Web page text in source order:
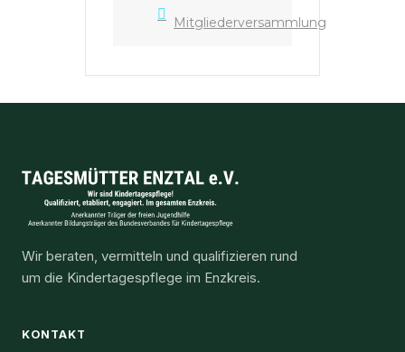
Mitgliederversammlung
Wir beraten, vermitteln und qualifizieren rund
um die Kindertagespflege im Enzkreis.
KONTAKT